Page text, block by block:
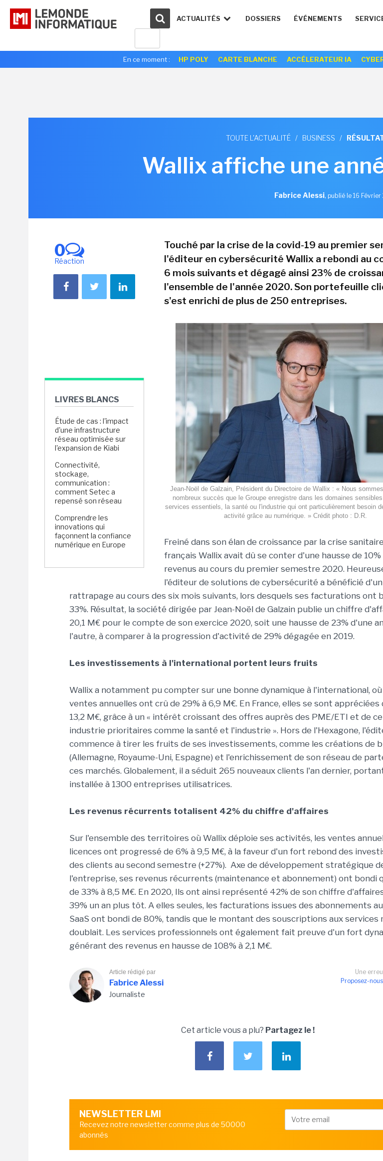
ACTUALITÉS DOSSIERS ÉVÉNEMENTS
En ce moment : HP POLY CARTE BLANCHE ACCÉLERATEUR IA
TOUTE L'ACTUALITÉ / BUSINESS /
Wallix affiche une
Fabrice Alessi, publié le 16 Février
0
Réaction
LIVRES BLANCS
Étude de cas : l'impact
d'une infrastructure
réseau optimisée sur
l'expansion de Kiabi
Connectivité,
stockage,
communication :
comment Setec a
repensé son réseau
Comprendre les
innovations qui
façonnent la confiance
numérique en Europe
Touché par la crise de la covid-19 au premier
l'éditeur en cybersécurité Wallix a rebondi au
6 mois suivants et dégagé ainsi 23% de
l'ensemble de l'année 2020. Son portefeuille
s'est enrichi de plus de 250 entreprises.
Jean-Noël de Galzain, Président du Directoire de Wallix : « Nous
nombreux succès que le Groupe enregistre dans les domaines
services essentiels, la santé ou l'industrie qui ont particulièrement besoin
activité grâce au numérique. » Crédit photo : D.R.
Freiné dans son élan de croissance par la crise
français Wallix avait dû se conter d'une hausse de 10%
revenus au cours du premier semestre 2020.
l'éditeur de solutions de cybersécurité a bénéficié
rattrapage au cours des six mois suivants, lors desquels ses facturations ont
33%. Résultat, la société dirigée par Jean-Noël de Galzain publie un chiffre
20,1 M€ pour le compte de son exercice 2020, soit une hausse de 23% d'une
l'autre, à comparer à la progression d'activité de 29% dégagée en 2019.
Les investissements à l'international portent leurs fruits
Wallix a notamment pu compter sur une bonne dynamique à l'international, où
ventes annuelles ont crû de 29% à 6,9 M€. En France, elles se sont appréciées
13,2 M€, grâce à un « intérêt croissant des offres auprès des PME/ETI et de
industrie prioritaires comme la santé et l'industrie ». Hors de l'Hexagone,
commence à tirer les fruits de ses investissements, comme les créations de
(Allemagne, Royaume-Uni, Espagne) et l'enrichissement de son réseau de
ces marchés. Globalement, il a séduit 265 nouveaux clients l'an dernier,
installée à 1300 entreprises utilisatrices.
Les revenus récurrents totalisent 42% du chiffre d'affaires
Sur l'ensemble des territoires où Wallix déploie ses activités, les ventes
licences ont progressé de 6% à 9,5 M€, à la faveur d'un fort rebond des
des clients au second semestre (+27%). Axe de développement stratégique
l'entreprise, ses revenus récurrents (maintenance et abonnement) ont bondi
de 33% à 8,5 M€. En 2020, Ils ont ainsi représenté 42% de son chiffre
39% un an plus tôt. A elles seules, les facturations issues des abonnements
SaaS ont bondi de 80%, tandis que le montant des souscriptions aux services
doublait. Les services professionnels ont également fait preuve d'un fort
générant des revenus en hausse de 108% à 2,1 M€.
Une
Proposez-
Article rédigé par
Fabrice Alessi
Journaliste
Cet article vous a plu? Partagez le !
NEWSLETTER LMI
Recevez notre newsletter comme plus de 50000
abonnés